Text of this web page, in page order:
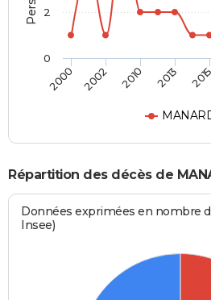
2000 2002 2010 2013 2015
0
2
Répartition des décès de
Données exprimées en nombre
Insee)